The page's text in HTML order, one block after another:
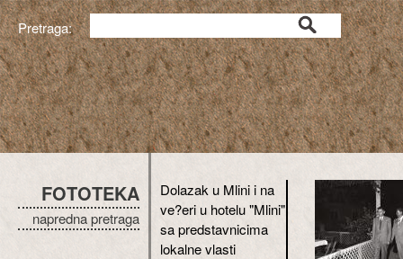
Pretraga:
FOTOTEKA
napredna pretraga
Dolazak u Mlini i na
ve?eri u hotelu "Mlini"
sa predstavnicima
lokalne vlasti